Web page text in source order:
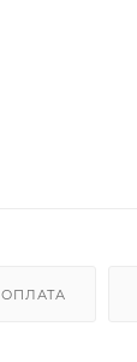
ОПЛАТА